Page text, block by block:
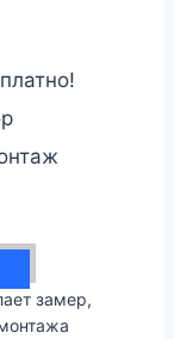
замер,